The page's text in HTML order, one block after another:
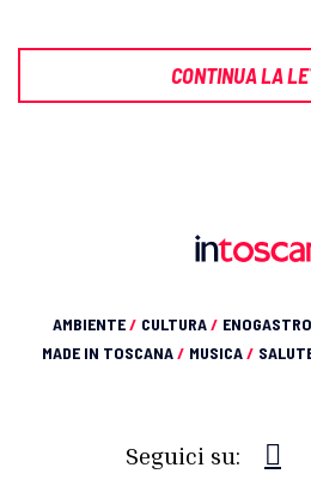
CONTINUA LA
AMBIENTE/ CULTURA/
MADE IN TOSCANA/ MUSICA/
Seguici su: